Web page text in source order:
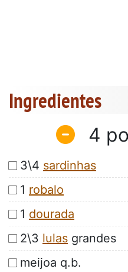
Ingredientes
4
3\4 sardinhas
1 robalo
1 dourada
2\3 lulas grandes
meijoa q.b.